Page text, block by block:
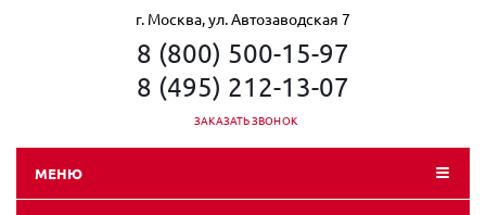
г. Москва, ул. Автозаводская 7
8 (800) 500-15-97
8 (495) 212-13-07
ЗАКАЗАТЬ ЗВОНОК
МЕНЮ